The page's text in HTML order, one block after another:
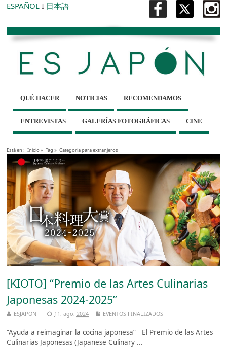
ESPAÑOL I 日本語
QUÉ HACER NOTICIAS RECOMENDAMOS
ENTREVISTAS GALERÍAS FOTOGRÁFICAS CINE
Está en : Inicio» Tag » Categoría para extranjeros
[KIOTO] “Premio de las Artes Culinarias
Japonesas 2024-2025”
ESJAPON 11, ago, 2024 EVENTOS FINALIZADOS
“Ayuda a reimaginar la cocina japonesa” El Premio de las Artes
Culinarias Japonesas (Japanese Culinary ...